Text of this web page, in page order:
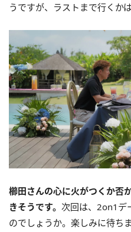
うですが、ラストまで行くか
櫛田さんの心に火がつくか否
きそうです。 次回は、2on1デ
のでしょうか。楽しみに待ち